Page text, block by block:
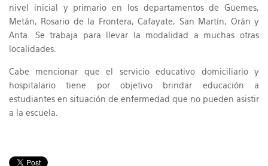
nivel inicial y primario en los departamentos de Güemes,
Metán, Rosario de la Frontera, Cafayate, San Martín, Orán y
Anta. Se trabaja para llevar la modalidad a muchas otras
localidades.
Cabe mencionar que el servicio educativo domiciliario y
hospitalario tiene por objetivo brindar educación a
estudiantes en situación de enfermedad que no pueden asistir
a la escuela.